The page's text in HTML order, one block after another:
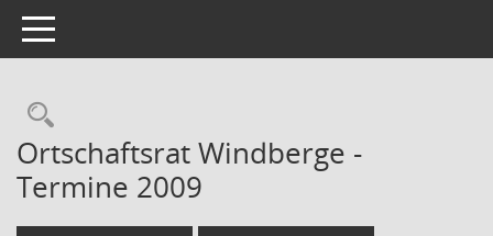
Toggle navigation
Rechercheauswahl
Ortschaftsrat Windberge -
Termine 2009